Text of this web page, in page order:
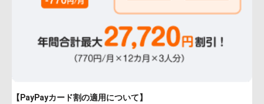
【PayPayカード割の適用について】